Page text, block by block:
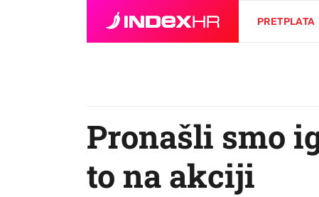
PRETPLATA
Pronašli smo
to na akciji